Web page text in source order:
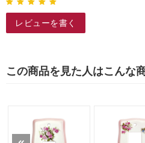
レビューを書く
この商品を見た人はこんな